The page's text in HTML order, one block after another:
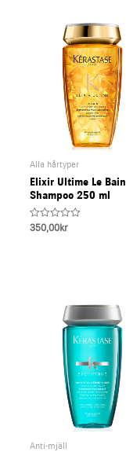
Alla hårtyper
Elixir Ultime Le Bain
Shampoo 250 ml
Rated
350,00kr
Anti-mjäll